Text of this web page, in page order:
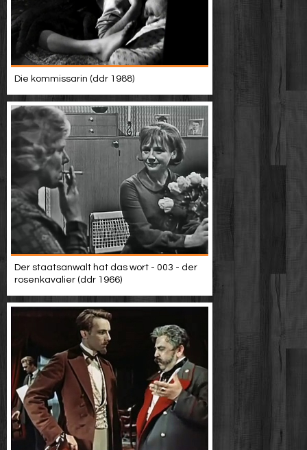
Die kommissarin (ddr 1988)
Der staatsanwalt hat das wort - 003 - der
rosenkavalier (ddr 1966)